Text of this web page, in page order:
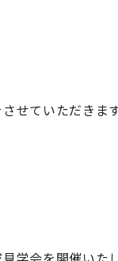
せていただきま